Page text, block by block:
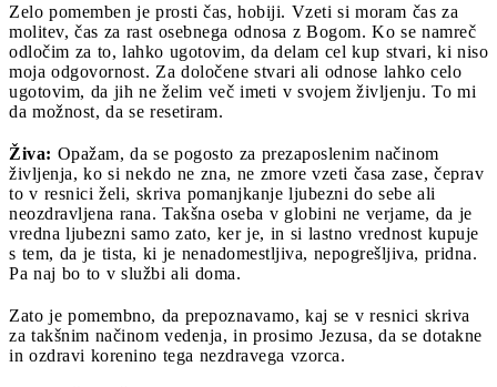
Zelo pomemben je prosti čas, hobiji. Vzeti si moram čas za
molitev, čas za rast osebnega odnosa z Bogom. Ko se namreč
odločim za to, lahko ugotovim, da delam cel kup stvari, ki niso
moja odgovornost. Za določene stvari ali odnose lahko celo
ugotovim, da jih ne želim več imeti v svojem življenju. To mi
da možnost, da se resetiram.
Živa: Opažam, da se pogosto za prezaposlenim načinom
življenja, ko si nekdo ne zna, ne zmore vzeti časa zase, čeprav
to v resnici želi, skriva pomanjkanje ljubezni do sebe ali
neozdravljena rana. Takšna oseba v globini ne verjame, da je
vredna ljubezni samo zato, ker je, in si lastno vrednost kupuje
s tem, da je tista, ki je nenadomestljiva, nepogrešljiva, pridna.
Pa naj bo to v službi ali doma.
Zato je pomembno, da prepoznavamo, kaj se v resnici skriva
za takšnim načinom vedenja, in prosimo Jezusa, da se dotakne
in ozdravi korenino tega nezdravega vzorca.